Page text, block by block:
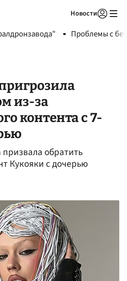
Новости
Проблемы с
из-за
контента с 7-
обратить
Кукояки с дочерью